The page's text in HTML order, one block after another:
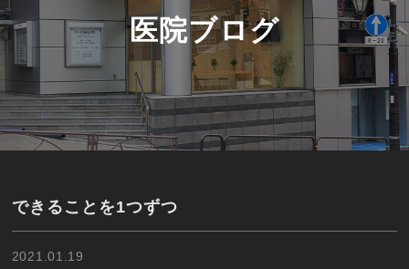
医院ブログ
できることを1つずつ
2021.01.19